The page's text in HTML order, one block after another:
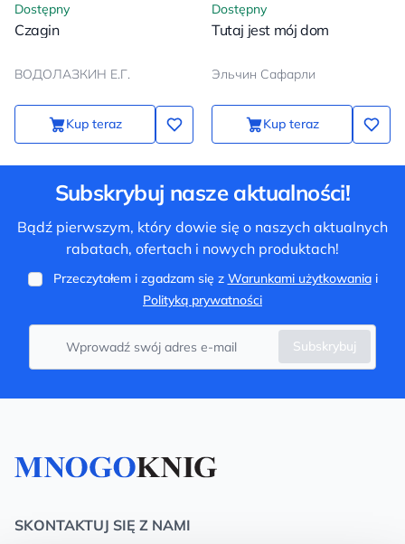
Dostępny
Czagin
ВОДОЛАЗКИН Е.Г.
Kup teraz
Dostępny
Tutaj jest mój dom
Эльчин Сафарли
Kup teraz
Subskrybuj nasze aktualności!
Bądź pierwszym, który dowie się o naszych aktualnych
rabatach, ofertach i nowych produktach!
Przeczytałem i zgadzam się z Warunkami użytkowaniai
Polityką prywatności
Subskrybuj
SKONTAKTUJ SIĘ Z NAMI